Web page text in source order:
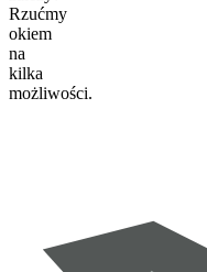
Rzućmy
okiem
na
kilka
możliwości.